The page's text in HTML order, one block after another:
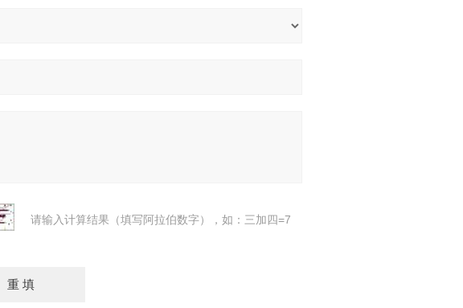
请输入计算结果（填写阿拉伯数字），如：三加四=7